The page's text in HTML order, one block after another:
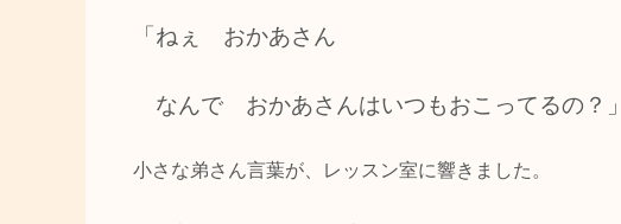
「ねぇ おかあさん
なんで おかあさんはいつもおこってるの？」
小さな弟さん言葉が、レッスン室に響きました。